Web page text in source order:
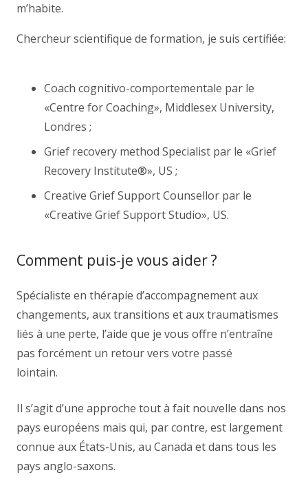
m’habite.
Chercheur scientifique de formation, je suis certifiée:
Coach cognitivo-comportementale par le
«Centre for Coaching», Middlesex University,
Londres ;
Grief recovery method Specialist par le «Grief
Recovery Institute®», US ;
Creative Grief Support Counsellor par le
«Creative Grief Support Studio», US.
Comment puis-je vous aider ?
Spécialiste en thérapie d’accompagnement aux
changements, aux transitions et aux traumatismes
liés à une perte, l’aide que je vous offre n’entraîne
pas forcément un retour vers votre passé
lointain.
Il s’agit d’une approche tout à fait nouvelle dans nos
pays européens mais qui, par contre, est largement
connue aux États-Unis, au Canada et dans tous les
pays anglo-saxons.